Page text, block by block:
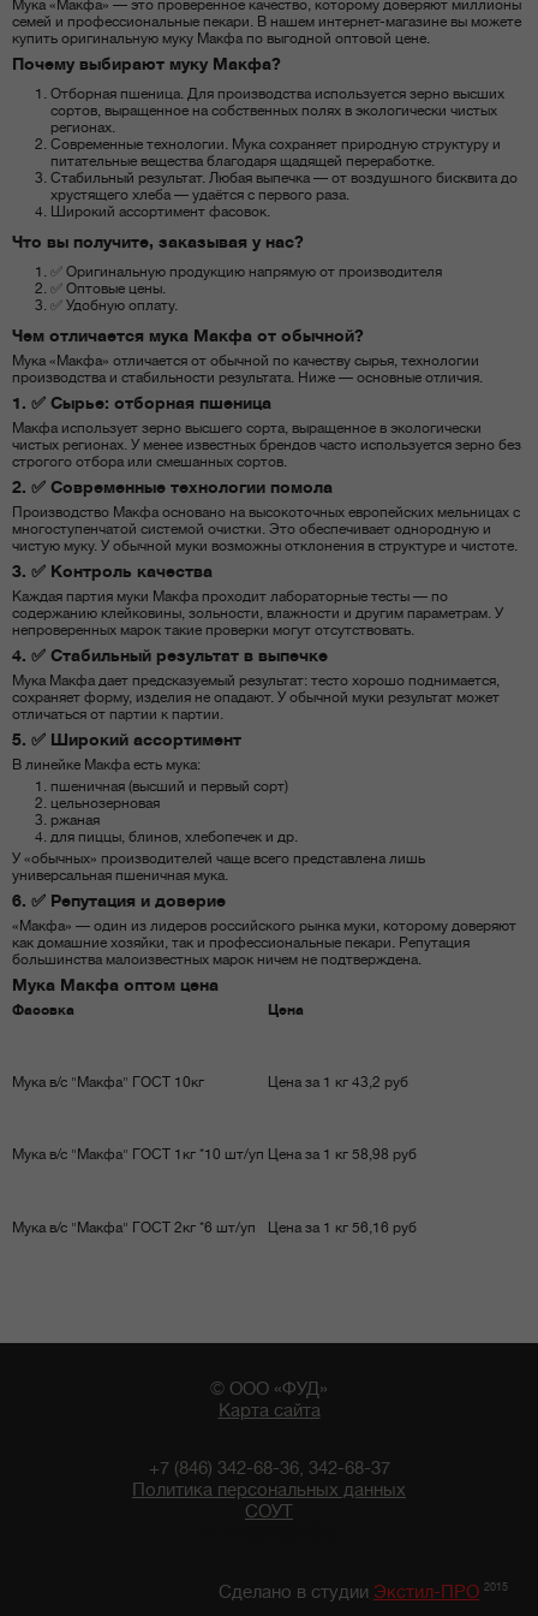
Мука «Макфа» — это проверенное качество, которому доверяют миллионы
семей и профессиональные пекари. В нашем интернет-магазине вы можете
купить оригинальную муку Макфа по выгодной оптовой цене.
Почему выбирают муку Макфа?
Отборная пшеница. Для производства используется зерно высших
сортов, выращенное на собственных полях в экологически чистых
регионах.
Современные технологии. Мука сохраняет природную структуру и
питательные вещества благодаря щадящей переработке.
Стабильный результат. Любая выпечка — от воздушного бисквита до
хрустящего хлеба — удаётся с первого раза.
Широкий ассортимент фасовок.
Что вы получите, заказывая у нас?
✅ Оригинальную продукцию напрямую от производителя
✅ Оптовые цены.
✅ Удобную оплату.
Чем отличается мука Макфа от обычной?
Мука «Макфа» отличается от обычной по качеству сырья, технологии
производства и стабильности результата. Ниже — основные отличия.
1. ✅ Сырье: отборная пшеница
Макфа использует зерно высшего сорта, выращенное в экологически
чистых регионах. У менее известных брендов часто используется зерно без
строгого отбора или смешанных сортов.
2. ✅ Современные технологии помола
Производство Макфа основано на высокоточных европейских мельницах с
многоступенчатой системой очистки. Это обеспечивает однородную и
чистую муку. У обычной муки возможны отклонения в структуре и чистоте.
3. ✅ Контроль качества
Каждая партия муки Макфа проходит лабораторные тесты — по
содержанию клейковины, зольности, влажности и другим параметрам. У
непроверенных марок такие проверки могут отсутствовать.
4. ✅ Стабильный результат в выпечке
Мука Макфа дает предсказуемый результат: тесто хорошо поднимается,
сохраняет форму, изделия не опадают. У обычной муки результат может
отличаться от партии к партии.
5. ✅ Широкий ассортимент
В линейке Макфа есть мука:
пшеничная (высший и первый сорт)
цельнозерновая
ржаная
для пиццы, блинов, хлебопечек и др.
У «обычных» производителей чаще всего представлена лишь
универсальная пшеничная мука.
6. ✅ Репутация и доверие
«Макфа» — один из лидеров российского рынка муки, которому доверяют
как домашние хозяйки, так и профессиональные пекари. Репутация
большинства малоизвестных марок ничем не подтверждена.
Мука Макфа оптом цена
Фасовка Цена
Мука в/с "Макфа" ГОСТ 10кг Цена за 1 кг 43,2 руб
Мука в/с "Макфа" ГОСТ 1кг *10 шт/уп Цена за 1 кг 58,98 руб
Мука в/с "Макфа" ГОСТ 2кг *6 шт/уп Цена за 1 кг 56,16 руб
© ООО «ФУД»
Карта сайта
+7 (846) 342-68-36, 342-68-37
Политика персональных данных
СОУТ
Сделано в студии Экстил-ПРО 2015